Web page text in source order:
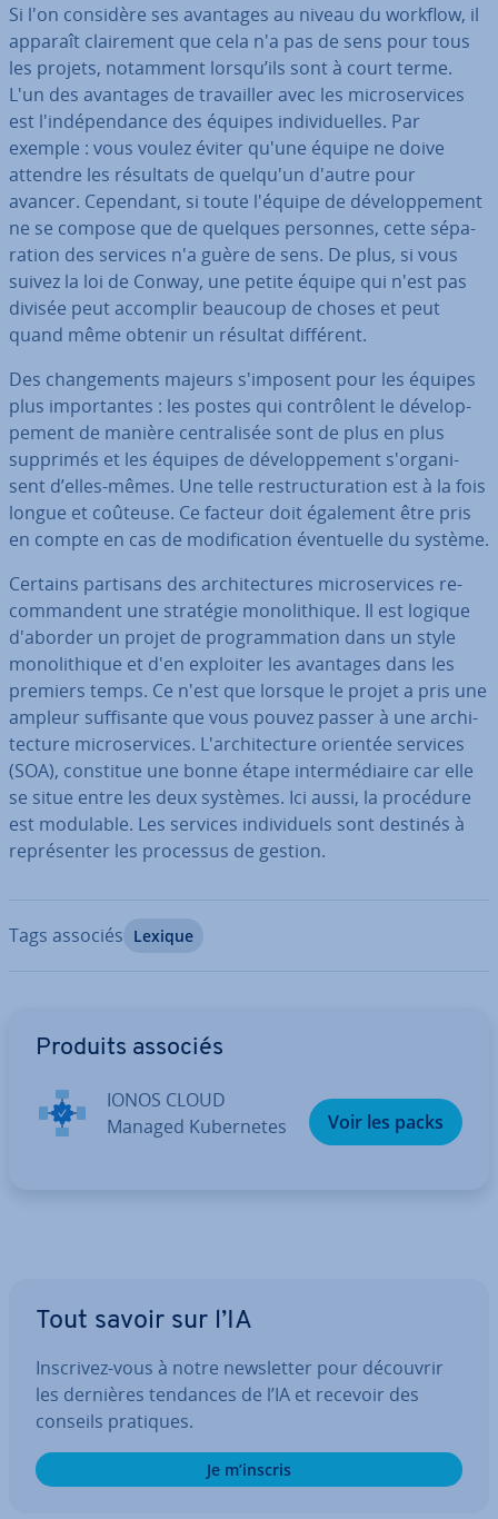
Si l'on considère ses avantages au niveau du workflow, il
apparaît clai­re­ment que cela n'a pas de sens pour tous
les projets, notamment lorsqu’ils sont à court terme.
L'un des avantages de tra­vail­ler avec les mi­cro­ser­vices
est l'in­dé­pen­dance des équipes in­di­vi­duelles. Par
exemple : vous voulez éviter qu'une équipe ne doive
attendre les résultats de quelqu'un d'autre pour
avancer. Cependant, si toute l'équipe de dé­ve­lop­pe­ment
ne se compose que de quelques personnes, cette sé­pa­
ra­tion des services n'a guère de sens. De plus, si vous
suivez la loi de Conway, une petite équipe qui n'est pas
divisée peut accomplir beaucoup de choses et peut
quand même obtenir un résultat différent.
Des chan­ge­ments majeurs s'im­po­sent pour les équipes
plus im­por­tantes : les postes qui con­trô­lent le dé­ve­lop­
pe­ment de manière cen­tra­li­sée sont de plus en plus
supprimés et les équipes de dé­ve­lop­pe­ment s'or­ga­ni­
sent d’elles-mêmes. Une telle res­truc­tu­ra­tion est à la fois
longue et coûteuse. Ce facteur doit également être pris
en compte en cas de mo­di­fi­ca­tion éven­tuelle du système.
Certains partisans des ar­chi­tec­tures mi­cro­ser­vices re­
com­man­dent une stratégie mo­no­li­thique. Il est logique
d'aborder un projet de pro­gram­ma­tion dans un style
mo­no­li­thique et d'en exploiter les avantages dans les
premiers temps. Ce n'est que lorsque le projet a pris une
ampleur suf­fi­sante que vous pouvez passer à une ar­chi­
tec­ture mi­cro­ser­vices. L'ar­chi­tec­ture orientée services
(SOA), constitue une bonne étape in­ter­mé­diaire car elle
se situe entre les deux systèmes. Ici aussi, la procédure
est modulable. Les services in­di­vi­duels sont destinés à
re­pré­sen­ter les processus de gestion.
Tags associés Lexique
Produits associés
IONOS CLOUD
Managed Ku­ber­netes
Voir les packs
Tout savoir sur l’IA
Inscrivez-vous à notre news­let­ter pour découvrir
les dernières tendances de l’IA et recevoir des
conseils pratiques.
Je m’inscris